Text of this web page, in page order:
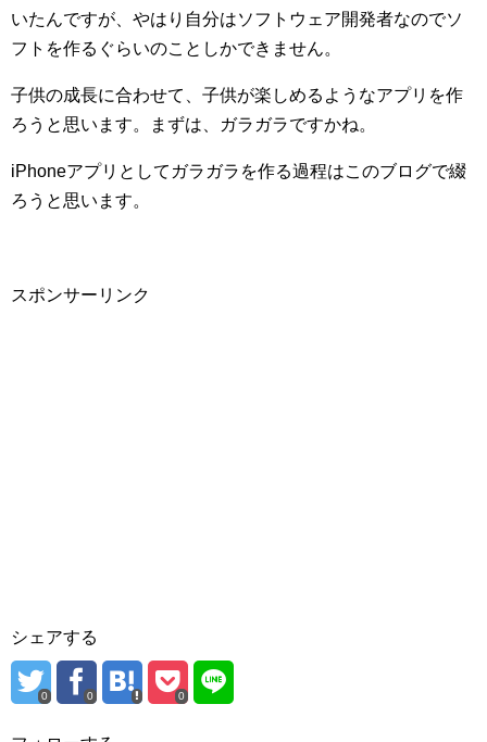
いたんですが、やはり自分はソフトウェア開発者なのでソ
フトを作るぐらいのことしかできません。
子供の成長に合わせて、子供が楽しめるようなアプリを作
ろうと思います。まずは、ガラガラですかね。
iPhoneアプリとしてガラガラを作る過程はこのブログで綴
ろうと思います。
スポンサーリンク
シェアする
0 0 0